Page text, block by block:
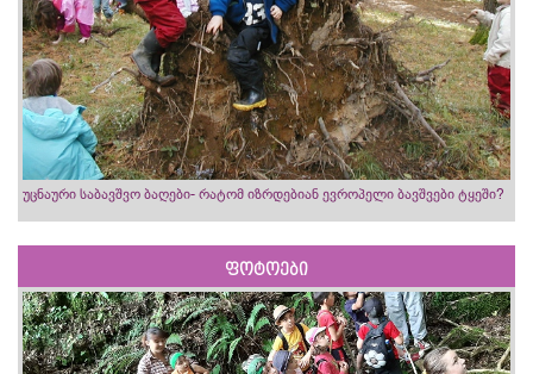
უცნაური საბავშვო ბაღები- რატომ იზრდებიან ევროპელი ბავშვები ტყეში?
ფოტოები